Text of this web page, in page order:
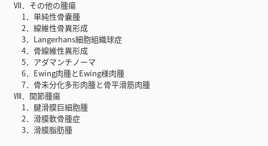
Ⅶ．その他の腫瘍
1．単純性骨囊腫
2．線維性骨異形成
3．Langerhans細胞組織球症
4．骨線維性異形成
5．アダマンチノーマ
6．Ewing肉腫とEwing様肉腫
7．骨未分化多形肉腫と骨平滑筋肉腫
Ⅷ．関節腫瘍
1．腱滑膜巨細胞腫
2．滑膜軟骨腫症
3．滑膜脂肪腫